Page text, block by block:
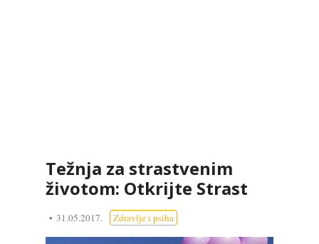
Težnja za strastvenim
životom: Otkrijte Strast
31.05.2017. Zdravlje i psiha